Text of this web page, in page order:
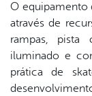
O equipamento
através de
rampas,
iluminado e
prática de